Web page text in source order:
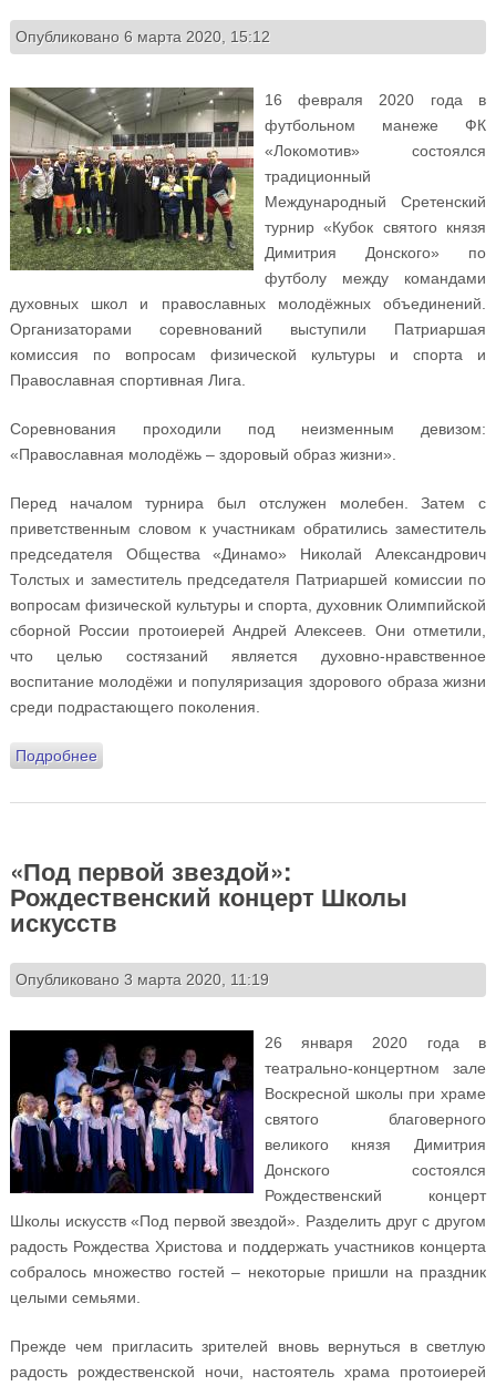
Опубликовано 6 марта 2020, 15:12
16 февраля 2020 года в
футбольном манеже ФК
«Локомотив» состоялся
традиционный
Международный Сретенский
турнир «Кубок святого князя
Димитрия Донского» по
футболу между командами
духовных школ и православных молодёжных объединений.
Организаторами соревнований выступили Патриаршая
комиссия по вопросам физической культуры и спорта и
Православная спортивная Лига.
Соревнования проходили под неизменным девизом:
«Православная молодёжь – здоровый образ жизни».
Перед началом турнира был отслужен молебен. Затем с
приветственным словом к участникам обратились заместитель
председателя Общества «Динамо» Николай Александрович
Толстых и заместитель председателя Патриаршей комиссии по
вопросам физической культуры и спорта, духовник Олимпийской
сборной России протоиерей Андрей Алексеев. Они отметили,
что целью состязаний является духовно-нравственное
воспитание молодёжи и популяризация здорового образа жизни
среди подрастающего поколения.
Подробнеео Международный Сретенский турнир «Кубок святого
2020
«Под первой звездой»:
Рождественский концерт Школы
искусств
Опубликовано 3 марта 2020, 11:19
26 января 2020 года в
театрально-концертном зале
Воскресной школы при храме
святого благоверного
великого князя Димитрия
Донского состоялся
Рождественский концерт
Школы искусств «Под первой звездой». Разделить друг с другом
радость Рождества Христова и поддержать участников концерта
собралось множество гостей – некоторые пришли на праздник
целыми семьями.
Прежде чем пригласить зрителей вновь вернуться в светлую
радость рождественской ночи, настоятель храма протоиерей